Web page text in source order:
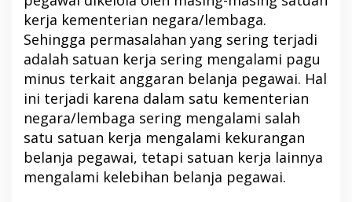
kerja kementerian negara/lembaga.
Sehingga permasalahan yang sering terjadi
adalah satuan kerja sering mengalami pagu
minus terkait anggaran belanja pegawai. Hal
ini terjadi karena dalam satu kementerian
negara/lembaga sering mengalami salah
satu satuan kerja mengalami kekurangan
belanja pegawai, tetapi satuan kerja lainnya
mengalami kelebihan belanja pegawai.